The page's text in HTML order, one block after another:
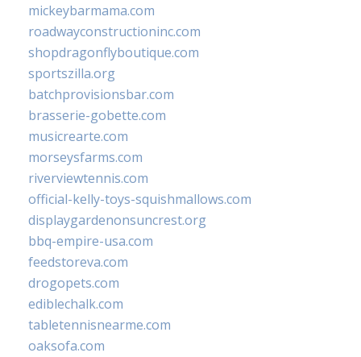
mickeybarmama.com
roadwayconstructioninc.com
shopdragonflyboutique.com
sportszilla.org
batchprovisionsbar.com
brasserie-gobette.com
musicrearte.com
morseysfarms.com
riverviewtennis.com
official-kelly-toys-squishmallows.com
displaygardenonsuncrest.org
bbq-empire-usa.com
feedstoreva.com
drogopets.com
ediblechalk.com
tabletennisnearme.com
oaksofa.com